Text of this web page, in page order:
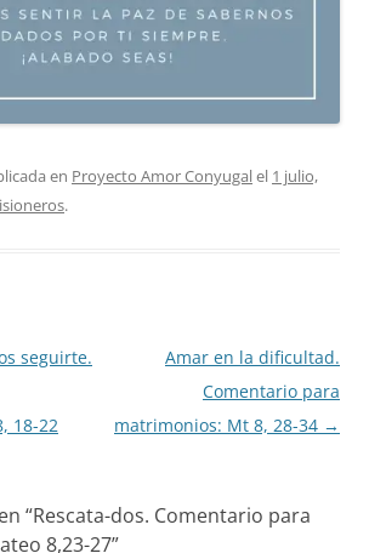
en Proyecto Amor Conyugalel 1 julio,
.
seguirte.
18-22
Amar en la dificultad.
Comentario para
matrimonios: Mt 8, 28-34 →
“Rescata-dos. Comentario para
8,23-27”